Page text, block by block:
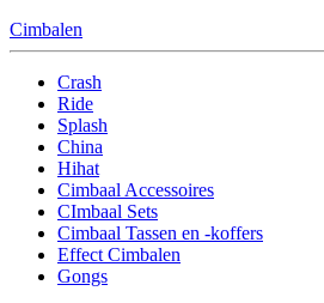
Cimbalen
Crash
Ride
Splash
China
Hihat
Cimbaal Accessoires
CImbaal Sets
Cimbaal Tassen en -koffers
Effect Cimbalen
Gongs